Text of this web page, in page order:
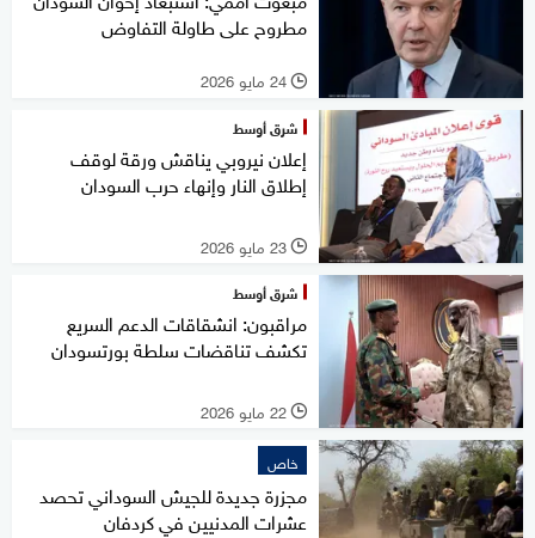
مطروح على طاولة التفاوض
l 24 مايو 2026
شرق أوسط
إعلان نيروبي يناقش ورقة لوقف
إطلاق النار وإنهاء حرب السودان
l 23 مايو 2026
شرق أوسط
مراقبون: انشقاقات الدعم السريع
تكشف تناقضات سلطة بورتسودان
l 22 مايو 2026
خاص
مجزرة جديدة للجيش السوداني تحصد
عشرات المدنيين في كردفان